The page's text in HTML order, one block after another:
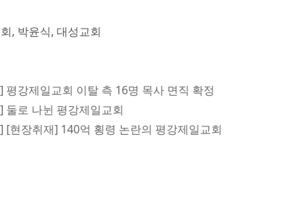
, 박윤식, 대성교회
평강제일교회 이탈 측 16명 목사 면직 확정
둘로 나뉜 평강제일교회
[현장취재] 140억 횡령 논란의 평강제일교회